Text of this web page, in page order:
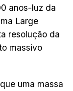
anos-luz da
Large
resolução da
massivo
uma massa